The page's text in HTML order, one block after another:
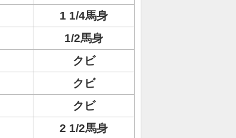
1 1/4馬身
1/2馬身
クビ
クビ
クビ
2 1/2馬身